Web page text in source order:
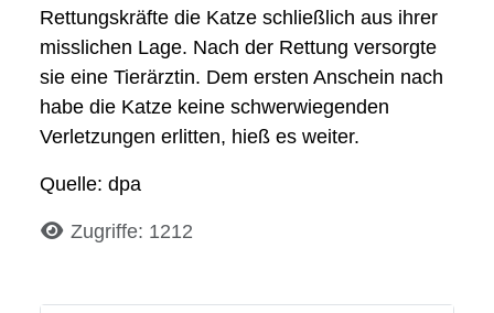
Rettungskräfte die Katze schließlich aus ihrer
misslichen Lage. Nach der Rettung versorgte
sie eine Tierärztin. Dem ersten Anschein nach
habe die Katze keine schwerwiegenden
Verletzungen erlitten, hieß es weiter.
Quelle: dpa
DetailsZugriffe: 1212